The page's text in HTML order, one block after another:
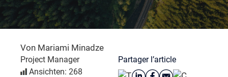
Von Mariami Minadze
Project Manager
Ansichten: 268
Partager l’article